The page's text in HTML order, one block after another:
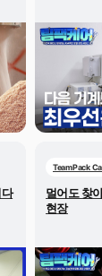
TeamPack
멀어도 찾
현장